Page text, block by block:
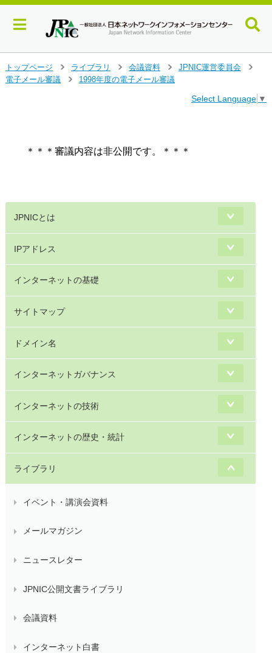
イ
ン
る
トップページ
>
ライブラリ
>
会議資料
>
JPNIC運営委員会
電子メール審議
1998年度の電子メール審議
Select Language ▼
＊＊＊審議内容は非公開です。＊＊＊
JPNICとは
IPアドレス
インターネットの基礎
サイトマップ
ドメイン名
インターネットガバナンス
インターネットの技術
インターネットの歴史・統計
ライブラリ
イベント・講演会資料
メールマガジン
ニュースレター
JPNIC公開文書ライブラリ
会議資料
インターネット白書